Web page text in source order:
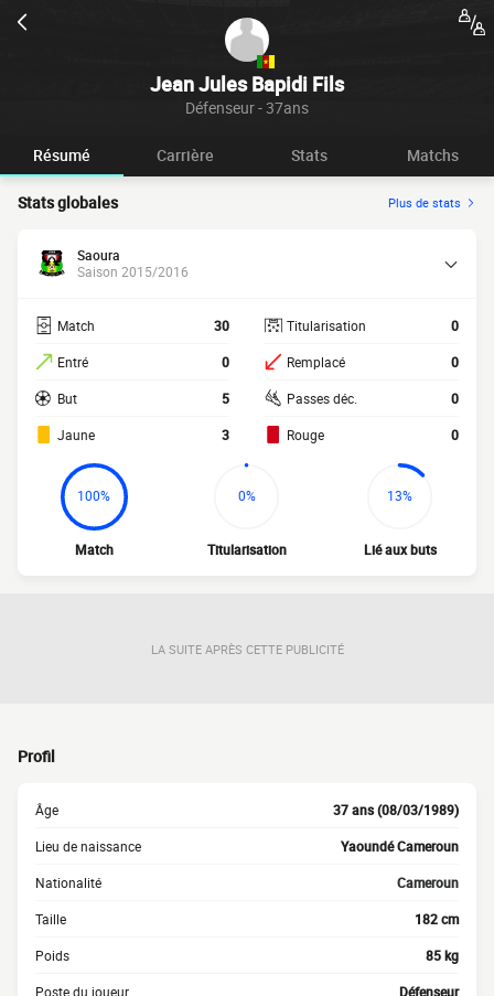
Jean Jules Bapidi Fils
Défenseur - 37ans
Résumé Carrière Stats Matchs
Stats globales Plus de stats
Saoura
Saison 2015/2016
Match 30
Entré 0
But 5
Jaune 3
Titularisation 0
Remplacé 0
Passes déc. 0
Rouge 0
100%
Match
0%
Titularisation
13%
Lié aux buts
LA SUITE APRÈS CETTE PUBLICITÉ
Profil
Âge 37 ans (08/03/1989)
Lieu de naissance Yaoundé Cameroun
Nationalité Cameroun
Taille 182 cm
Poids 85 kg
Poste du joueur Défenseur